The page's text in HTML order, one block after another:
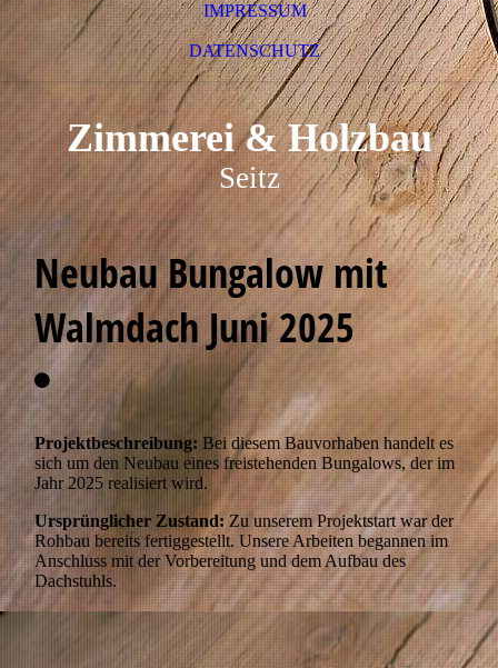
IMPRESSUM
DATENSCHUTZ
Zimmerei & Holzbau
Seitz
Neubau Bungalow mit
Walmdach Juni 2025
Projektbeschreibung: Bei diesem Bauvorhaben handelt es
sich um den Neubau eines freistehenden Bungalows, der im
Jahr 2025 realisiert wird.
Ursprünglicher Zustand: Zu unserem Projektstart war der
Rohbau bereits fertiggestellt. Unsere Arbeiten begannen im
Anschluss mit der Vorbereitung und dem Aufbau des
Dachstuhls.